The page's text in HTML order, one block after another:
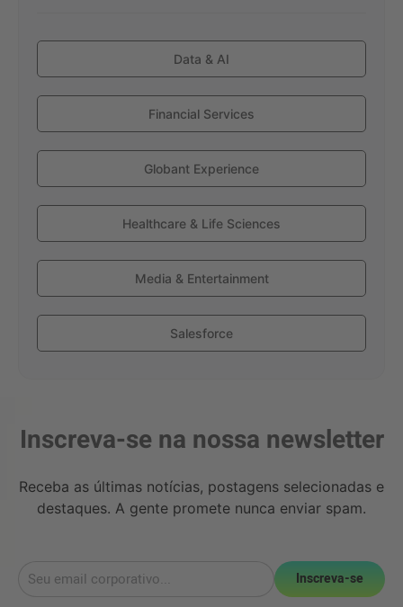
Data & AI
Financial Services
Globant Experience
Healthcare & Life Sciences
Media & Entertainment
Salesforce
Inscreva-se na nossa newsletter
Receba as últimas notícias, postagens selecionadas e
destaques. A gente promete nunca enviar spam.
Inscreva-se